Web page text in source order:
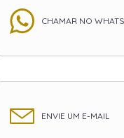
CHAMAR NO
ENVIE UM E-MAIL